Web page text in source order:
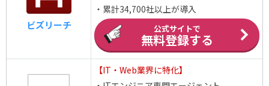
ビズリーチ
・累計34,700社以上が導入
公式サイトで
無料登録する
【IT・Web業界に特化】